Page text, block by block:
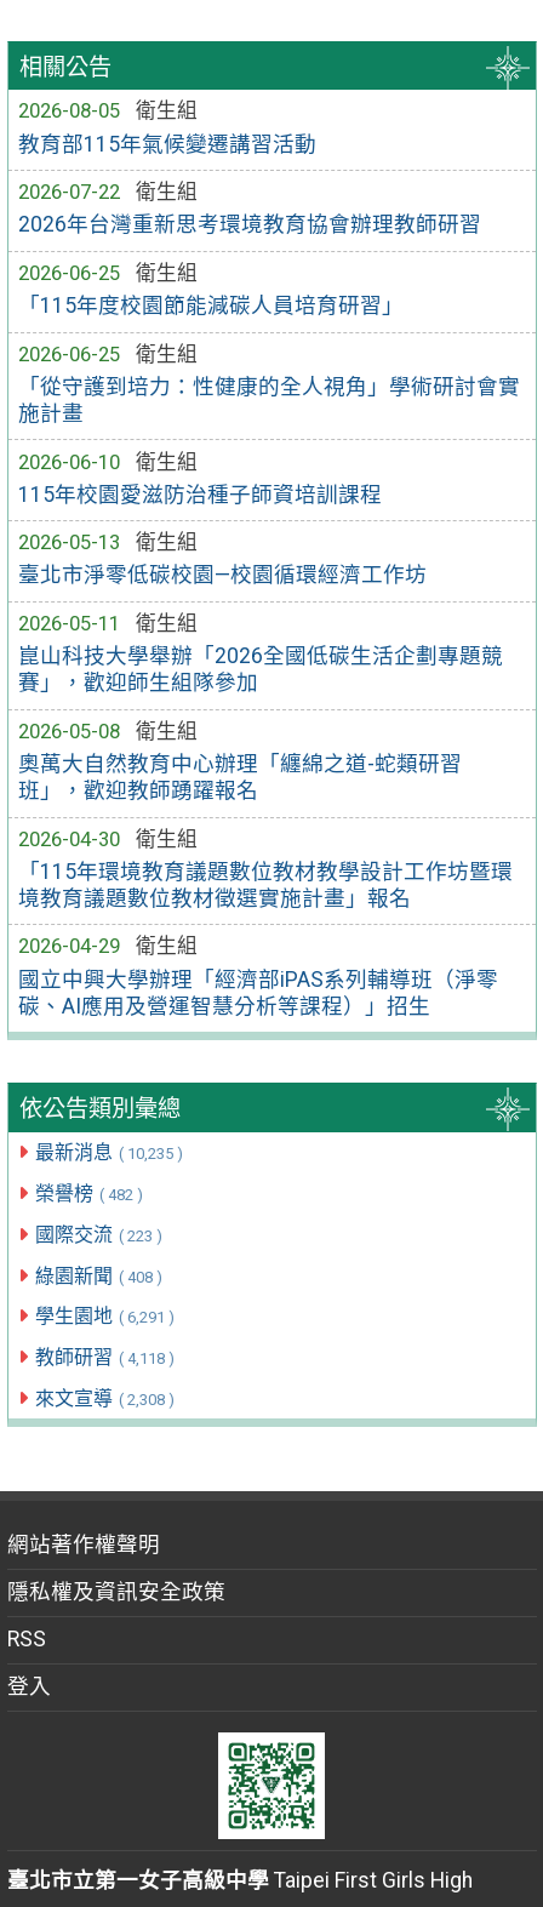
相關公告
2026-08-05
衛生組
教育部115年氣候變遷講習活動
2026-07-22
衛生組
2026年台灣重新思考環境教育協會辦理教師研習
2026-06-25
衛生組
「115年度校園節能減碳人員培育研習」
2026-06-25
衛生組
「從守護到培力：性健康的全人視角」學術研討會實
施計畫
2026-06-10
衛生組
115年校園愛滋防治種子師資培訓課程
2026-05-13
衛生組
臺北市淨零低碳校園—校園循環經濟工作坊
2026-05-11
衛生組
崑山科技大學舉辦「2026全國低碳生活企劃專題競
賽」，歡迎師生組隊參加
2026-05-08
衛生組
奧萬大自然教育中心辦理「纏綿之道-蛇類研習
班」，歡迎教師踴躍報名
2026-04-30
衛生組
「115年環境教育議題數位教材教學設計工作坊暨環
境教育議題數位教材徵選實施計畫」報名
2026-04-29
衛生組
國立中興大學辦理「經濟部iPAS系列輔導班（淨零
碳、AI應用及營運智慧分析等課程）」招生
依公告類別彙總
最新消息 ( 10,235 )
榮譽榜 ( 482 )
國際交流 ( 223 )
綠園新聞 ( 408 )
學生園地 ( 6,291 )
教師研習 ( 4,118 )
來文宣導 ( 2,308 )
網站著作權聲明
隱私權及資訊安全政策
RSS
登入
臺北市立第一女子高級中學Taipei First Girls High